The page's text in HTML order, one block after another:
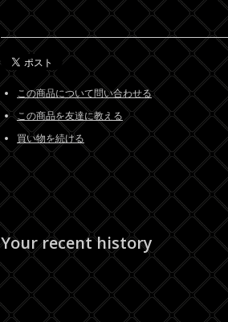
この商品について問い合わせる
この商品を友達に教える
買い物を続ける
Your recent history